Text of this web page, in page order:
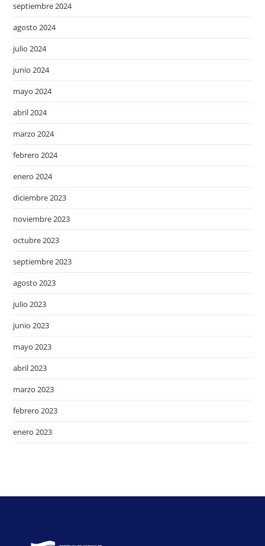
septiembre 2024
agosto 2024
julio 2024
junio 2024
mayo 2024
abril 2024
marzo 2024
febrero 2024
enero 2024
diciembre 2023
noviembre 2023
octubre 2023
septiembre 2023
agosto 2023
julio 2023
junio 2023
mayo 2023
abril 2023
marzo 2023
febrero 2023
enero 2023